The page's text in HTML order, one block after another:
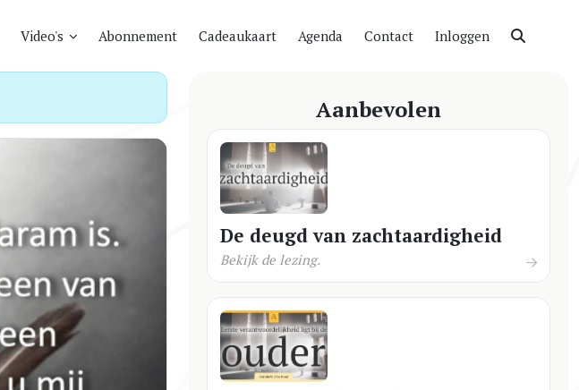
Video's Abonnement Cadeaukaart Agenda Contact Inloggen
Aanbevolen
De deugd van zachtaardigheid
Bekijk de lezing.